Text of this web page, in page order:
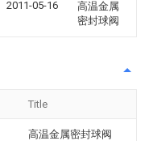
2011-05-16
高温金属
密封球阀
Title
高温金属密封球阀